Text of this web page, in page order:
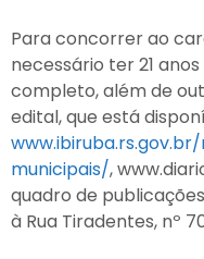
Para concorrer ao
necessário ter 21
completo, além de
edital, que está
municipais/,
quadro de
à Rua Tiradentes, nº